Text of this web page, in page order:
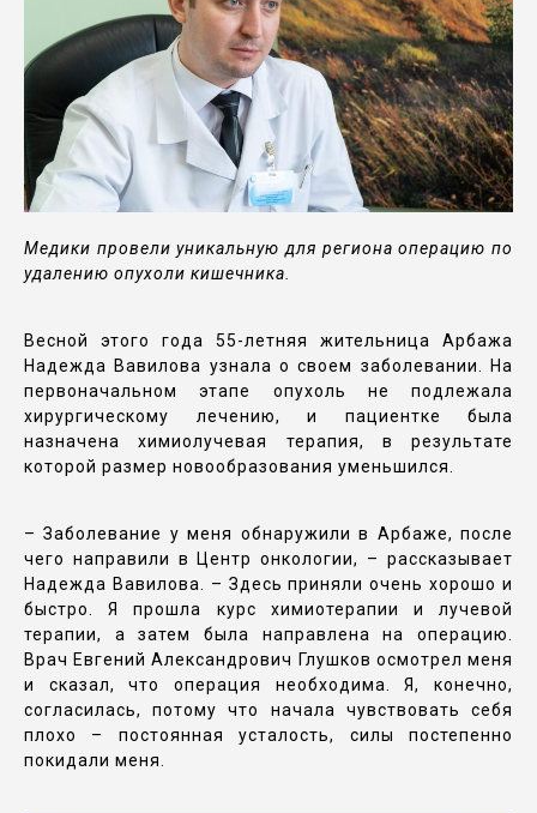
Медики провели уникальную для региона операцию по
удалению опухоли кишечника.
Весной этого года 55-летняя жительница Арбажа
Надежда Вавилова узнала о своем заболевании. На
первоначальном этапе опухоль не подлежала
хирургическому лечению, и пациентке была
назначена химиолучевая терапия, в результате
которой размер новообразования уменьшился.
– Заболевание у меня обнаружили в Арбаже, после
чего направили в Центр онкологии, – рассказывает
Надежда Вавилова. – Здесь приняли очень хорошо и
быстро. Я прошла курс химиотерапии и лучевой
терапии, а затем была направлена на операцию.
Врач Евгений Александрович Глушков осмотрел меня
и сказал, что операция необходима. Я, конечно,
согласилась, потому что начала чувствовать себя
плохо – постоянная усталость, силы постепенно
покидали меня.